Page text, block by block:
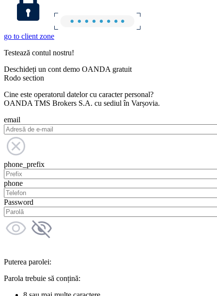
go to client zone
Testează contul nostru!
Deschideți un cont demo OANDA gratuit
Rodo section
Cine este operatorul datelor cu caracter personal?
OANDA TMS Brokers S.A. cu sediul în Varșovia.
email
phone_prefix
phone
Password
Puterea parolei:
Parola trebuie să conțină: